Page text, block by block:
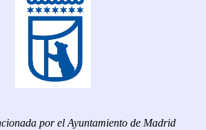
por el Ayuntamiento de Madrid